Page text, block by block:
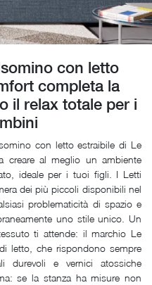
con letto
completa la
il relax totale per i
con letto estraibile di Le
creare al meglio un ambiente
ideale per i tuoi figli. I Letti
dei più piccoli disponibili nel
problematicità di spazio e
uno stile unico. Un
ti attende: il marchio Le
letto, che rispondono sempre
durevoli e vernici atossiche
se la stanza ha misure non